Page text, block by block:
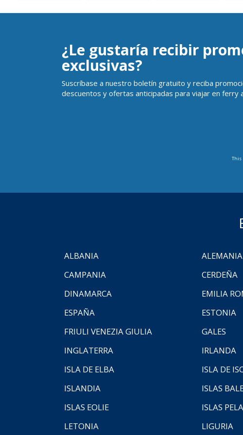
¿Le gustaría recibir
exclusivas?
Suscríbase a nuestro boletín gratuito y reciba
descuentos y ofertas anticipadas para viajar en ferry
This
ALBANIA ALEMANIA
CAMPANIA
CERDEÑA
DINAMARCA
EMILIA
ESPAÑA
ESTONIA
FRIULI VENEZIA GIULIA
GALES
INGLATERRA
IRLANDA
ISLA DE ELBA
ISLA DE
ISLANDIA
ISLAS
ISLAS EOLIE
ISLAS
LETONIA
LIGURIA